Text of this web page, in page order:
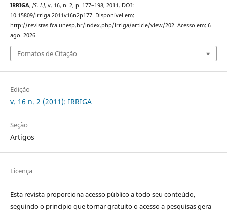
IRRIGA, [S. l.], v. 16, n. 2, p. 177–198, 2011. DOI:
10.15809/irriga.2011v16n2p177. Disponível em:
http://revistas.fca.unesp.br/index.php/irriga/article/view/202. Acesso em: 6
ago. 2026.
Fomatos de Citação
Edição
v. 16 n. 2 (2011): IRRIGA
Seção
Artigos
Licença
Esta revista proporciona acesso público a todo seu conteúdo,
seguindo o princípio que tornar gratuito o acesso a pesquisas gera